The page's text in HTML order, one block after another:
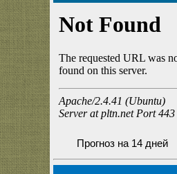
Прогноз на 14 дней